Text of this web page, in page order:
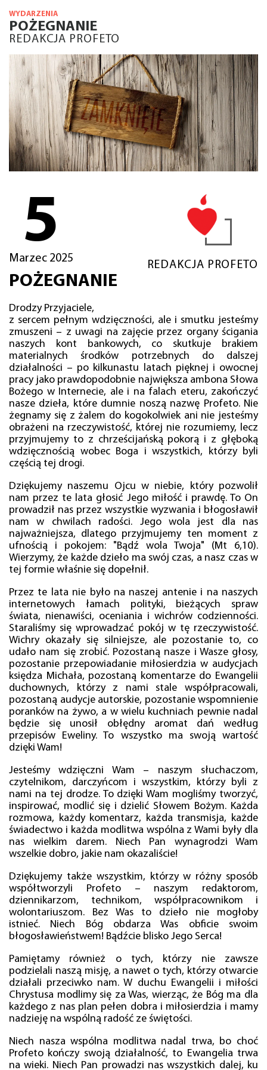
WYDARZENIA
POŻEGNANIE
REDAKCJA PROFETO
5
Marzec 2025
REDAKCJA PROFETO
POŻEGNANIE
Drodzy Przyjaciele,
z sercem pełnym wdzięczności, ale i smutku jesteśmy
zmuszeni – z uwagi na zajęcie przez organy ścigania
naszych kont bankowych, co skutkuje brakiem
materialnych środków potrzebnych do dalszej
działalności – po kilkunastu latach pięknej i owocnej
pracy jako prawdopodobnie największa ambona Słowa
Bożego w Internecie, ale i na falach eteru, zakończyć
nasze dzieła, które dumnie noszą nazwę Profeto. Nie
żegnamy się z żalem do kogokolwiek ani nie jesteśmy
obrażeni na rzeczywistość, której nie rozumiemy, lecz
przyjmujemy to z chrześcijańską pokorą i z głęboką
wdzięcznością wobec Boga i wszystkich, którzy byli
częścią tej drogi.
Dziękujemy naszemu Ojcu w niebie, który pozwolił
nam przez te lata głosić Jego miłość i prawdę. To On
prowadził nas przez wszystkie wyzwania i błogosławił
nam w chwilach radości. Jego wola jest dla nas
najważniejsza, dlatego przyjmujemy ten moment z
ufnością i pokojem: "Bądź wola Twoja" (Mt 6,10).
Wierzymy, że każde dzieło ma swój czas, a nasz czas w
tej formie właśnie się dopełnił.
Przez te lata nie było na naszej antenie i na naszych
internetowych łamach polityki, bieżących spraw
świata, nienawiści, oceniania i wichrów codzienności.
Staraliśmy się wprowadzać pokój w tę rzeczywistość.
Wichry okazały się silniejsze, ale pozostanie to, co
udało nam się zrobić. Pozostaną nasze i Wasze głosy,
pozostanie przepowiadanie miłosierdzia w audycjach
księdza Michała, pozostaną komentarze do Ewangelii
duchownych, którzy z nami stale współpracowali,
pozostaną audycje autorskie, pozostanie wspomnienie
poranków na żywo, a w wielu kuchniach pewnie nadal
będzie się unosił obłędny aromat dań według
przepisów Eweliny. To wszystko ma swoją wartość
dzięki Wam!
Jesteśmy wdzięczni Wam – naszym słuchaczom,
czytelnikom, darczyńcom i wszystkim, którzy byli z
nami na tej drodze. To dzięki Wam mogliśmy tworzyć,
inspirować, modlić się i dzielić Słowem Bożym. Każda
rozmowa, każdy komentarz, każda transmisja, każde
świadectwo i każda modlitwa wspólna z Wami były dla
nas wielkim darem. Niech Pan wynagrodzi Wam
wszelkie dobro, jakie nam okazaliście!
Dziękujemy także wszystkim, którzy w różny sposób
współtworzyli Profeto – naszym redaktorom,
dziennikarzom, technikom, współpracownikom i
wolontariuszom. Bez Was to dzieło nie mogłoby
istnieć. Niech Bóg obdarza Was obficie swoim
błogosławieństwem! Bądźcie blisko Jego Serca!
Pamiętamy również o tych, którzy nie zawsze
podzielali naszą misję, a nawet o tych, którzy otwarcie
działali przeciwko nam. W duchu Ewangelii i miłości
Chrystusa modlimy się za Was, wierząc, że Bóg ma dla
każdego z nas plan pełen dobra i miłosierdzia i mamy
nadzieję na wspólną radość ze świętości.
Niech nasza wspólna modlitwa nadal trwa, bo choć
Profeto kończy swoją działalność, to Ewangelia trwa
na wieki. Niech Pan prowadzi nas wszystkich dalej, ku